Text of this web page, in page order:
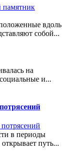
вдоль
собой...
на
и...
в периоды
путь...